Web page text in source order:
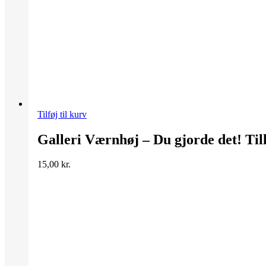
Tilføj til kurv
Galleri Værnhøj – Du gjorde det!
15,00 kr.